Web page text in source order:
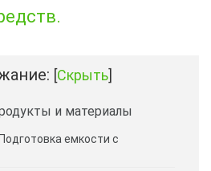
[Скрыть]
и материалы
емкости с